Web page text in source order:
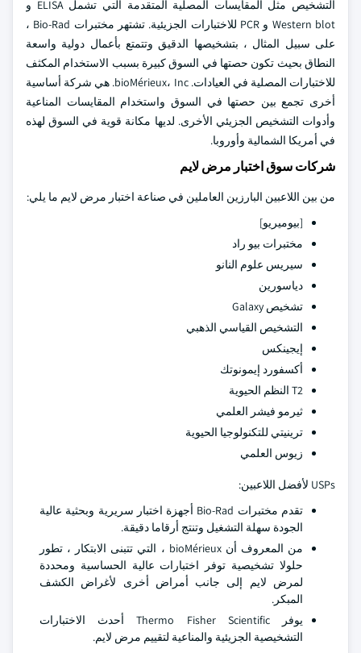
التشخيص مثل المقايسات المصلية المتقدمة التي تشمل ELISA و
Western blot و PCR للاختبارات الجزيئية. تشتهر مختبرات Bio-Rad ،
على سبيل المثال ، بتشخيصها الدقيق وتتمتع بأعمال دولية واسعة
النطاق بحيث تكون حصتها في السوق كبيرة بسبب الاستخدام المكثف
للاختبارات المصلية في العيادات. bioMérieux، Inc. هي شركة أساسية
أخرى تجمع بين حصتها في السوق واستخدام المقايسات المناعية
وأدوات التشخيص الجزيئي الأخرى. لديها مكانة قوية في السوق لهذه
في أمريكا الشمالية وأوروبا.
شركات سوق اختبار مرض لايم
من بين اللاعبين البارزين العاملين في صناعة اختبار مرض لايم ما يلي:
[بيوميريو]
مختبرات بيو راد
سيريس علوم النانو
دياسورين
تشخيص Galaxy
التشخيص القياسي الذهبي
إيجينكس
أكسفورد إيمونوتك
T2 النظم الحيوية
ثيرمو فيشر العلمي
ترينيتي للتكنولوجيا الحيوية
زيوس العلمي
USPs لأفضل اللاعبين:
تقدم مختبرات Bio-Rad أجهزة اختبار سريرية وبحثية عالية
الجودة سهلة التشغيل وتنتج أرقاما دقيقة.
من المعروف أن bioMérieux ، التي تتبنى الابتكار ، تطور
حلولا تشخيصية توفر اختبارات عالية الحساسية ومحددة
لمرض لايم إلى جانب أمراض أخرى لأغراض الكشف
المبكر.
يوفر Thermo Fisher Scientific أحدث الاختبارات
التشخيصية الجزيئية والمناعية لتقييم مرض لايم.